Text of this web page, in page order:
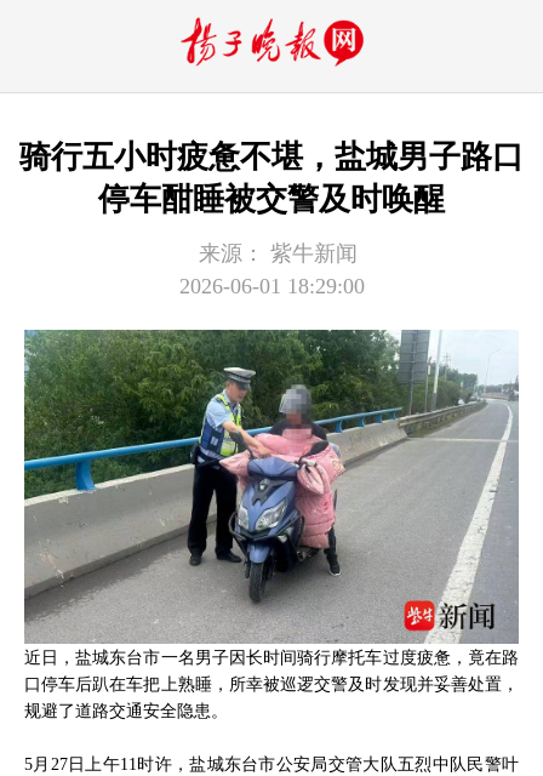
骑行五小时疲惫不堪，盐城男子路口
停车酣睡被交警及时唤醒
来源：
紫牛新闻
2026-06-01 18:29:00
近日，盐城东台市一名男子因长时间骑行摩托车过度疲惫，竟在路
口停车后趴在车把上熟睡，所幸被巡逻交警及时发现并妥善处置，
规避了道路交通安全隐患。
5月27日上午11时许，盐城东台市公安局交管大队五烈中队民警叶